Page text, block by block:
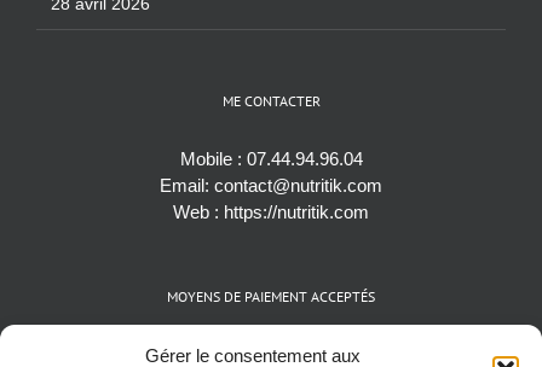
Gérer le consentement aux
ME CONTACTER
Mobile : 07.44.94.96.04
Email: contact@nutritik.com
Web : https://nutritik.com
MOYENS DE PAIEMENT ACCEPTÉS
Espèces (EUR)